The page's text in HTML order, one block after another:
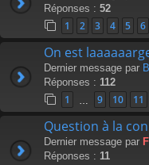
Réponses : 52
1 2 3 4 5 6
On est
Dernier message par
Réponses : 112
1 9 10 11
Question à la con
Dernier message par
Réponses : 11